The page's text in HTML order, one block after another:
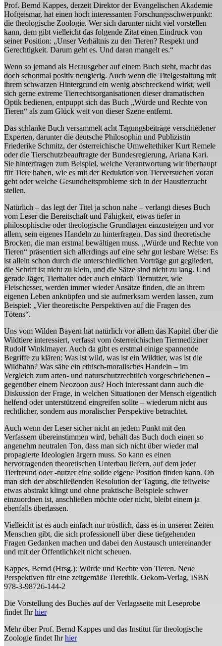
Prof. Bernd Kappes, derzeit Direktor der Evangelischen Akademie
Hofgeismar, hat einen hoch interessanten Forschungsschwerpunkt:
die theologische Zoologie. Wer sich darunter nicht viel vorstellen
kann, dem gibt vielleicht das folgende Zitat einen Eindruck von
seiner Position: „Unser Verhältnis zu den Tieren? Respekt und
Gerechtigkeit. Darum geht es. Und daran mangelt es.“
Wenn so jemand als Herausgeber auf einem Buch steht, macht das
doch schonmal positiv neugierig. Auch wenn die Titelgestaltung mit
ihrem schwarzen Hintergrund ein wenig abschreckend wirkt, weil
sich gerne extreme Tierrechtsorganisationen dieser dramatischen
Optik bedienen, entpuppt sich das Buch „Würde und Rechte von
Tieren“ als zum Glück weit von dieser Szene entfernt.
Das schlanke Buch versammelt acht Tagungsbeiträge verschiedener
Experten, darunter die deutsche Philosophin und Publizistin
Friederike Schmitz, der österreichische Umweltethiker Kurt Remele
oder die Tierschutzbeauftragte der Bundesregierung, Ariana Kari.
Sie hinterfragen zum Beispiel, welche Verantwortung wir überhaupt
für Tiere haben, wie es mit der Reduktion von Tierversuchen voran
geht oder welche Gesundheitsprobleme sich in der Haustierzucht
stellen.
Natürlich – das legt der Titel ja schon nahe – verlangt dieses Buch
vom Leser die Bereitschaft und Fähigkeit, etwas tiefer in
philosophische oder theologische Grundlagen einzusteigen und vor
allem, sein eigenes Handeln zu hinterfragen. Das sind theoretische
Brocken, die man erstmal bewältigen muss. „Würde und Rechte von
Tieren“ präsentiert sich allerdings auf eine sehr gut lesbare Weise: Es
ist allein schon durch die unterschiedlichen Vorträge gut gegliedert,
die Schrift ist nicht zu klein, und die Sätze sind nicht zu lang. Und
gerade Jäger, Tierhalter oder auch einfach Tiernutzer, wie
Fleischesser, werden immer wieder Ansätze finden, die an ihrem
eigenen Leben anknüpfen und sie aufmerksam werden lassen, zum
Beispiel: „Vier theoretische Perspektiven auf die Fragen des
Tötens“.
Uns vom Wilden Bayern hat natürlich vor allem das Kapitel über die
Wildtiere interessiert, verfasst vom österreichischen Tiermediziner
Rudolf Winklmayer. Auch da gibt es erstmal einige spannende
Begriffe zu klären: Was ist wild, was ist ein Wildtier, was ist die
Wildbahn? Was sähe ein ethisch-moralisches Handeln – im
Vergleich zum arten- und naturschutzrechtlich vorgeschriebenen –
gegenüber einem Neozoon aus? Hoch interessant dann auch die
Diskussion der Frage, in welchen Situationen der Mensch eigentlich
helfend oder unterstützend eingreifen sollte – wiederum nicht aus
rechtlicher, sondern aus moralischer Perspektive betrachtet.
Auch wenn der Leser sicher nicht an jedem Punkt mit den
Verfassern übereinstimmen wird, behält das Buch doch einen so
angenehm neutralen Ton, dass man sich nicht über wieder mal
propagierte Ideologien ärgern muss. So kann es einen
hervorragenden theoretischen Unterbau liefern, auf dem jeder
Tierfreund oder -nutzer eine solide eigene Position finden kann. Ob
man sich der abschließenden Resolution der Tagung, die teilweise
etwas abstrakt klingt und ohne praktische Beispiele schwer
einzuordnen ist, anschließen möchte oder nicht, bleibt einem ja
ebenfalls überlassen.
Vielleicht ist es auch einfach nur tröstlich, dass es in unseren Zeiten
Menschen gibt, die sich professionell über diese tiefgehenden
Fragen Gedanken machen und dabei den Austausch untereinander
und mit der Öffentlichkeit nicht scheuen.
Kappes, Bernd (Hrsg.): Würde und Rechte von Tieren. Neue
Perspektiven für eine zeitgemäße Tierethik. Oekom-Verlag, ISBN
978-3-98726-144-2
Die Vorstellung des Buches auf der Verlagsseite mit Leseprobe
findet Ihrhier
Mehr über Prof. Bernd Kappes und das Institut für theologische
Zoologie findet Ihrhier